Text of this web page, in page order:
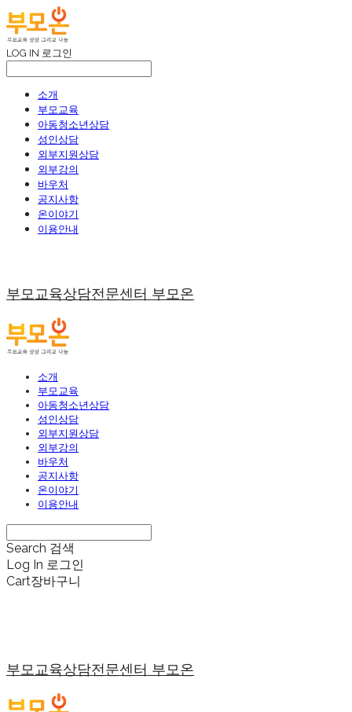
LOG IN 로그인
소개
부모교육
아동청소년상담
성인상담
외부지원상담
외부강의
바우처
공지사항
온이야기
이용안내
부모교육상담전문센터 부모온
소개
부모교육
아동청소년상담
성인상담
외부지원상담
외부강의
바우처
공지사항
온이야기
이용안내
Search 검색
Log In 로그인
Cart장바구니
부모교육상담전문센터 부모온